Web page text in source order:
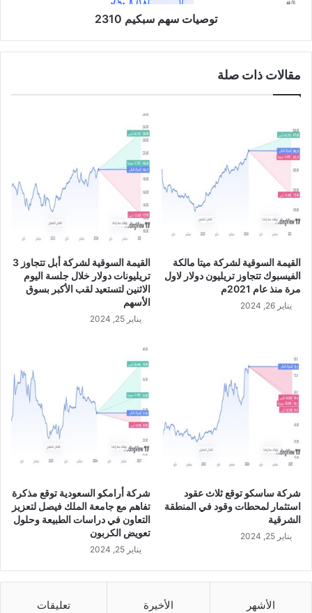
م
م
0
توصيات سهم سبكيم 2310
مقالات ذات صلة
القيمة السوقية لشركة ميتا مالكة
الفيسبوك تتجاوز تريليون دولار لاول
مرة منذ عام 2021م
يناير 26, 2024
القيمة السوقية لشركة أبل تتجاوز 3
تريليونات دولار خلال جلسة اليوم
الاثنين لتستعيد لقب الأكبر بسوق
الأسهم
يناير 25, 2024
شركة ساسكو توقع ثلاث عقود
استثمار لمحطات وقود في المنطقة
الشرقية
يناير 25, 2024
شركة أرامكو السعودية توقع مذكرة
تفاهم مع جامعة الملك فيصل لتعزيز
التعاون في دراسات الطبيعة وحلول
تعويض الكربون
يناير 25, 2024
الأشهر الأخيرة تعليقات